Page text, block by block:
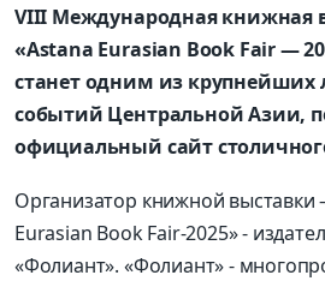
VIII Международная книжная
«Astana Eurasian Book Fair —
станет одним из крупнейших
событий Центральной Азии,
официальный сайт
Организатор книжной выставки
Eurasian Book Fair-2025» -
«Фолиант». «Фолиант» -